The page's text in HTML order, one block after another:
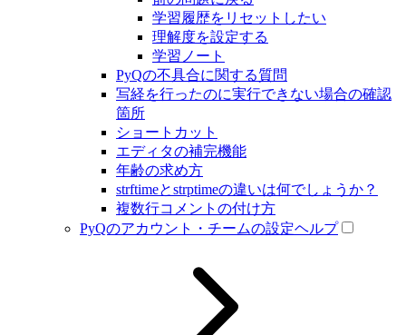
学習履歴をリセットしたい
理解度を設定する
学習ノート
PyQの不具合に関する質問
写経を行ったのに実行できない場合の確認
箇所
ショートカット
エディタの補完機能
年齢の求め方
strftimeとstrptimeの違いは何でしょうか？
複数行コメントの付け方
PyQのアカウント・チームの設定ヘルプ